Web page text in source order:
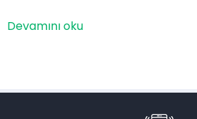
Devamını oku